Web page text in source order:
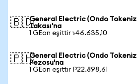
🇧🇩General Electric (Ondo
Takası'na
1 GEon eşittir ৳46.635,10
🇵🇭General Electric (Ondo
Pezosu'na
1 GEon eşittir ₱22.898,61